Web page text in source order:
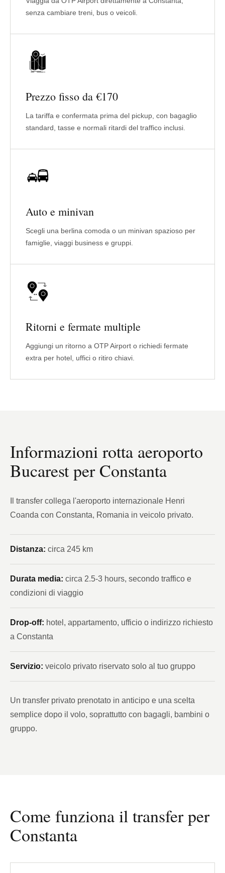
senza cambiare treni, bus o veicoli.
Prezzo fisso da €170
La tariffa e confermata prima del pickup, con bagaglio
standard, tasse e normali ritardi del traffico inclusi.
Auto e minivan
Scegli una berlina comoda o un minivan spazioso per
famiglie, viaggi business e gruppi.
Ritorni e fermate multiple
Aggiungi un ritorno a OTP Airport o richiedi fermate
extra per hotel, uffici o ritiro chiavi.
Informazioni rotta aeroporto
Bucarest per Constanta
Il transfer collega l'aeroporto internazionale Henri
Coanda con Constanta, Romania in veicolo privato.
Distanza: circa 245 km
Durata media: circa 2.5-3 hours, secondo traffico e
condizioni di viaggio
Drop-off: hotel, appartamento, ufficio o indirizzo richiesto
a Constanta
Servizio: veicolo privato riservato solo al tuo gruppo
Un transfer privato prenotato in anticipo e una scelta
semplice dopo il volo, soprattutto con bagagli, bambini o
gruppo.
Come funziona il transfer per
Constanta